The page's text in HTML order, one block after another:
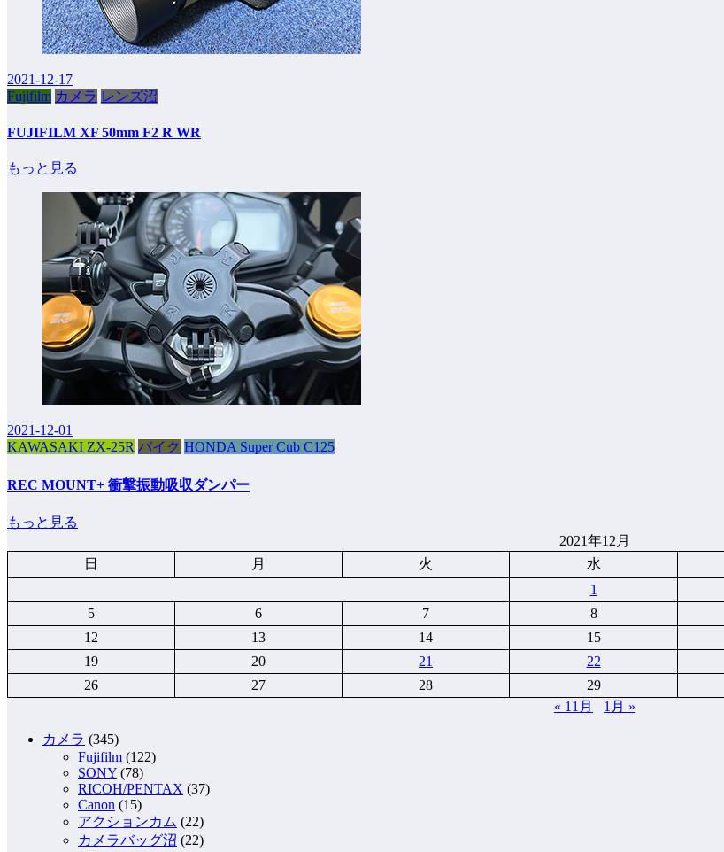
2021-12-17
Fujifilm カメラ レンズ沼
FUJIFILM XF 50mm F2 R WR
もっと見る
2021-12-01
KAWASAKI ZX-25R バイク HONDA Super Cub C125
REC MOUNT+ 衝撃振動吸収ダンパー
もっと見る
2021年12月
日
月 火 水
1
5
6 7 8
12
13 14 15
19
20 21 22
26
27 28 29
« 11月
1月 »
カメラ (345)
Fujifilm (122)
SONY (78)
RICOH/PENTAX (37)
Canon (15)
アクションカム (22)
カメラバッグ沼 (22)